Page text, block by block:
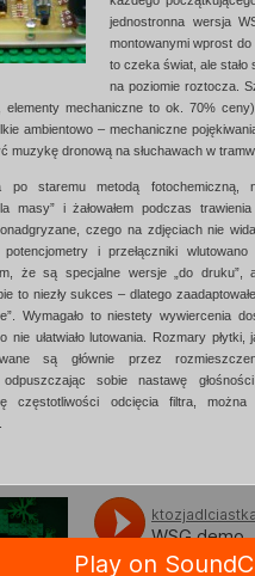
jednostronna wersja
montowanymi wprost do
to czeka świat, ale
na poziomie roztocza.
elementy mechaniczne to ok. 70%
ambientowo – mechaniczne
muzykę dronową na słuchawach w
po staremu metodą fotochemiczną,
masy” i żałowałem podczas
czego na zdjęciach nie
potencjometry i przełączniki
że są specjalne wersje „do druku”,
to niezły sukces – dlatego
Wymagało to niestety wywiercenia
nie ułatwiało lutowania. Rozmary płytki,
są głównie przez
sobie nastawę
częstotliwości odcięcia filtra, można